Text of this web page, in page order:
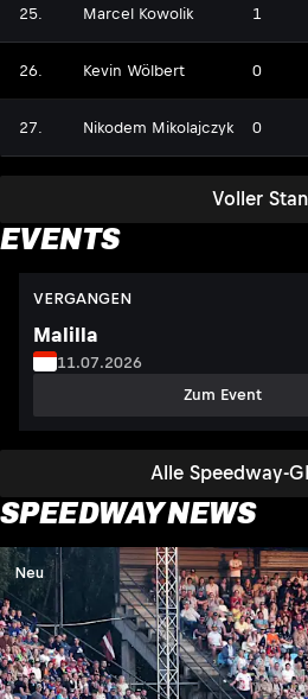
Voller
25. Marcel Kowolik 1
26. Kevin Wölbert 0
27. Nikodem Mikolajczyk 0
EVENTS
Alle Speedway-
VERGANGEN
Malilla
11.07.2026
Zum Event
SPEEDWAY NEWS
Neu